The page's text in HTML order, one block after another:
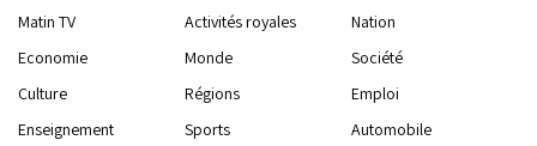
Matin TV Activités royales
Nation
Economie
Monde
Société
Culture
Régions
Emploi
Enseignement
Sports
Automobile